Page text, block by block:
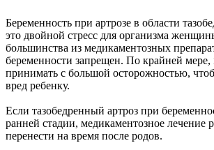
Беременность при артрозе в области
это двойной стресс для организма
большинства из медикаментозных
беременности запрещен. По крайней мере,
принимать с большой осторожностью,
вред ребенку.
Если тазобедренный артроз при
ранней стадии, медикаментозное лечение
перенести на время после родов.